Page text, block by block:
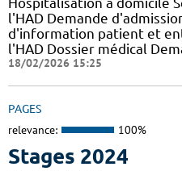
l'HAD Demande
d'information patient et
l'HAD Dossier médical
18/02/2026 15:25
PAGES
relevance: 100%
Stages 2024